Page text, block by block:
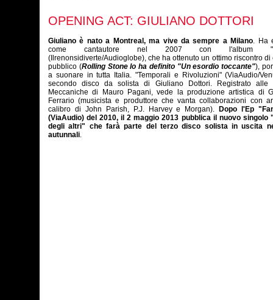
OPENING ACT: GIULIANO DOTTORI
Giuliano è nato a Montreal, ma vive da sempre a Milano. Ha
come cantautore nel 2007 con l'album
(Ilrenonsidiverte/Audioglobe), che ha ottenuto un ottimo riscontro di
pubblico (Rolling Stone lo ha definito "Un esordio toccante"),
a suonare in tutta Italia. "Temporali e Rivoluzioni" (ViaAudio/
secondo disco da solista di Giuliano Dottori. Registrato alle
Meccaniche di Mauro Pagani, vede la produzione artistica di
Ferrario (musicista e produttore che vanta collaborazioni con
calibro di John Parish, P.J. Harvey e Morgan).
Dopo l'Ep
(ViaAudio) del 2010, il 2 maggio 2013 pubblica il nuovo singolo
degli altri" che farà parte del terzo disco solista in uscita
autunnali.